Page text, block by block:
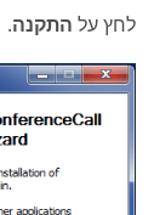
לחץ על התקנה.